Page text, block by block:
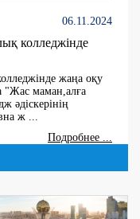
колледжінде
жаңа оқу
"Жас маман,алға
әдіскерінің
ж ...